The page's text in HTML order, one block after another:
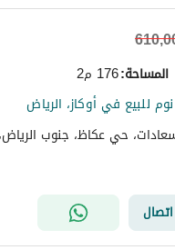
المساحة:176 م2
حي عكاظ، جنوب
اتصال